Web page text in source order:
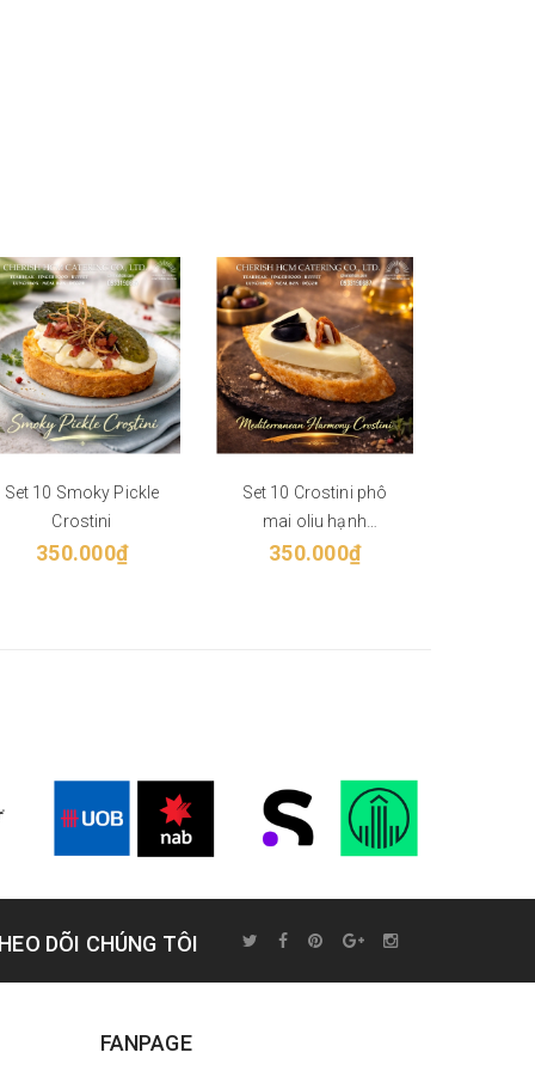
Set 10 Smoky Pickle
Crostini
350.000₫
Set 10 Crostini phô
mai oliu hạnh
nhân/Mediterranean
350.000₫
DÕI CHÚNG TÔI
FANPAGE